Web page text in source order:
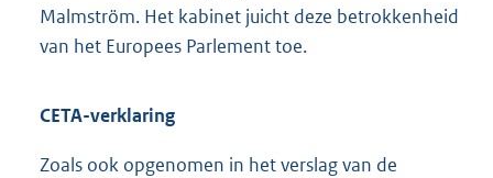
Malmström. Het kabinet juicht deze betrokkenheid
van het Europees Parlement toe.
CETA-verklaring
Zoals ook opgenomen in het verslag van de